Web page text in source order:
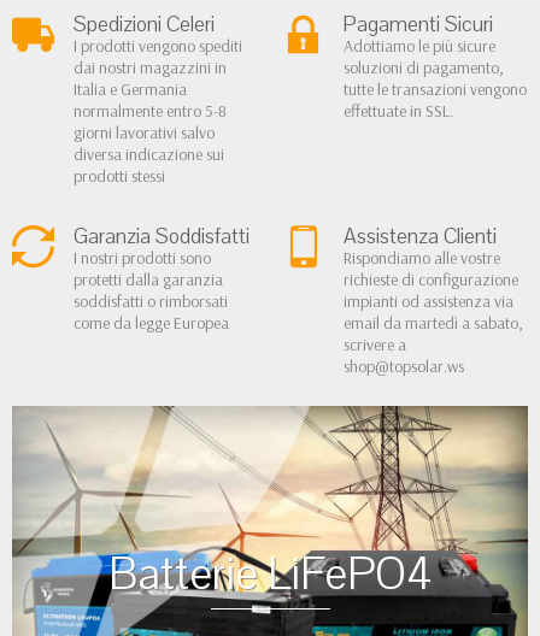
Spedizioni Celeri
I prodotti vengono spediti
dai nostri magazzini in
Italia e Germania
normalmente entro 5-8
giorni lavorativi salvo
diversa indicazione sui
prodotti stessi
Pagamenti Sicuri
Adottiamo le più sicure
soluzioni di pagamento,
tutte le transazioni vengono
effettuate in SSL.
Garanzia Soddisfatti
I nostri prodotti sono
protetti dalla garanzia
soddisfatti o rimborsati
come da legge Europea
Assistenza Clienti
Rispondiamo alle vostre
richieste di configurazione
impianti od assistenza via
email da martedì a sabato,
scrivere a
shop@topsolar.ws
Batterie LiFePO4